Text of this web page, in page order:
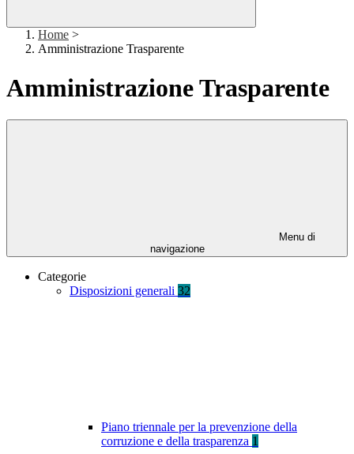
Home >
Amministrazione Trasparente
Amministrazione Trasparente
Menu di
navigazione
Categorie
Disposizioni generali 32
Piano triennale per la prevenzione della
corruzione e della trasparenza 1